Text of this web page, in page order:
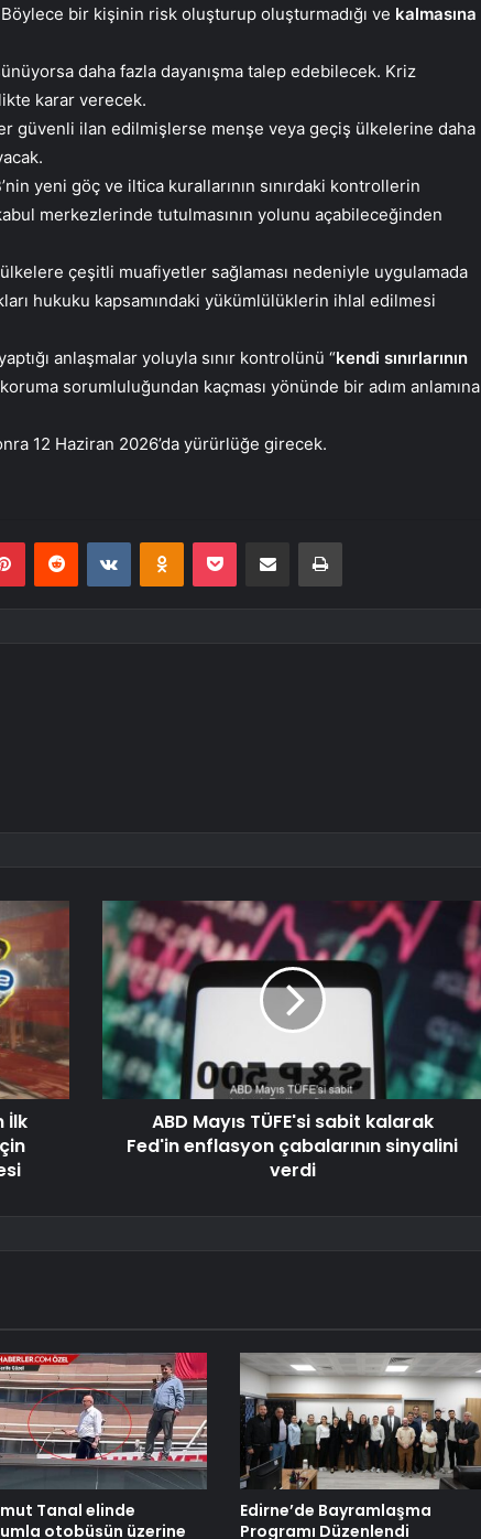
Böylece bir kişinin risk oluşturup oluşturmadığı ve kalmasına
daha fazla dayanışma talep edebilecek. Kriz
karar verecek.
güvenli ilan edilmişlerse menşe veya geçiş ülkelerine daha
yeni göç ve iltica kurallarının sınırdaki kontrollerin
merkezlerinde tutulmasının yolunu açabileceğinden
ülkelere çeşitli muafiyetler sağlaması nedeniyle uygulamada
hukuku kapsamındaki yükümlülüklerin ihlal edilmesi
anlaşmalar yoluyla sınır kontrolünü “kendi sınırlarının
sorumluluğundan kaçması yönünde bir adım anlamına
12 Haziran 2026’da yürürlüğe girecek.
PinterestReddit VKontakteOdnoklassniki
Pocket E-Posta ile paylaş Yazdır
İlk
ABD Mayıs TÜFE'si sabit kalarak
Fed'in enflasyon çabalarının sinyalini
verdi
Tanal elinde
otobüsün üzerine
Edirne’de Bayramlaşma
Programı Düzenlendi